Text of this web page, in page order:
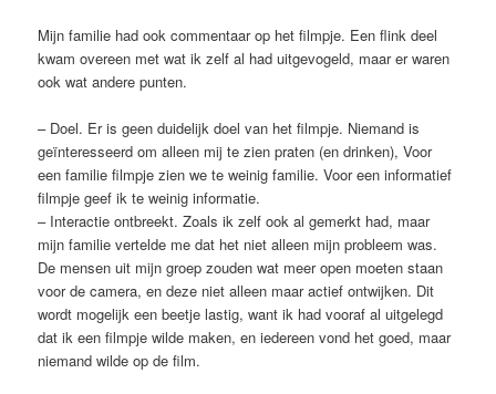
Mijn familie had ook commentaar op het filmpje. Een flink deel
kwam overeen met wat ik zelf al had uitgevogeld, maar er waren
ook wat andere punten.
– Doel. Er is geen duidelijk doel van het filmpje. Niemand is
geïnteresseerd om alleen mij te zien praten (en drinken), Voor
een familie filmpje zien we te weinig familie. Voor een informatief
filmpje geef ik te weinig informatie.
– Interactie ontbreekt. Zoals ik zelf ook al gemerkt had, maar
mijn familie vertelde me dat het niet alleen mijn probleem was.
De mensen uit mijn groep zouden wat meer open moeten staan
voor de camera, en deze niet alleen maar actief ontwijken. Dit
wordt mogelijk een beetje lastig, want ik had vooraf al uitgelegd
dat ik een filmpje wilde maken, en iedereen vond het goed, maar
niemand wilde op de film.